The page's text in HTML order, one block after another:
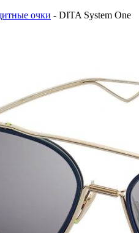
очки - DITA System One